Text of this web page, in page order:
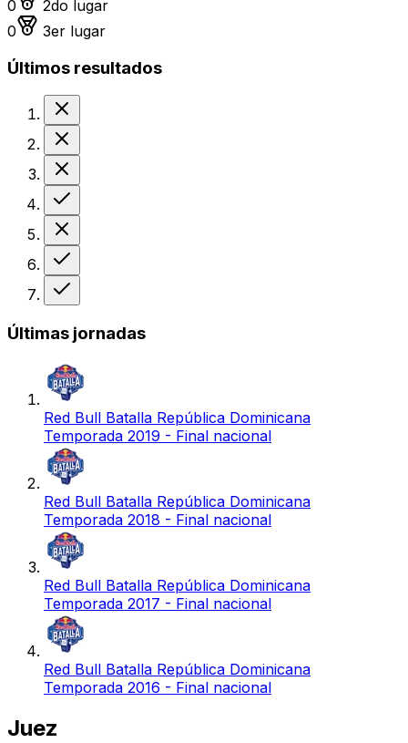
0
2do lugar
0
Medalla de bronce
3er lugar
Últimos resultados
Últimas jornadas
Red Bull Batalla República Dominicana
Temporada 2019 - Final nacional
Red Bull Batalla República Dominicana
Temporada 2018 - Final nacional
Red Bull Batalla República Dominicana
Temporada 2017 - Final nacional
Red Bull Batalla República Dominicana
Temporada 2016 - Final nacional
Juez